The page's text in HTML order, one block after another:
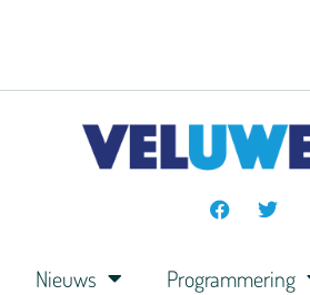
Nieuws Programmering